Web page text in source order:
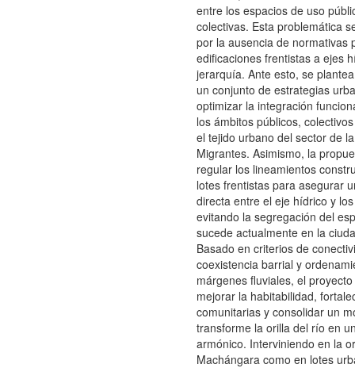
entre los espacios de uso
colectivas. Esta problemática
por la ausencia de normativas
edificaciones frentistas a ejes
jerarquía. Ante esto, se
un conjunto de estrategias
optimizar la integración
los ámbitos públicos,
el tejido urbano del sector de
Migrantes. Asimismo, la
regular los lineamientos
lotes frentistas para asegurar
directa entre el eje hídrico y
evitando la segregación del
sucede actualmente en la
Basado en criterios de
coexistencia barrial y
márgenes fluviales, el
mejorar la habitabilidad,
comunitarias y consolidar un
transforme la orilla del río en
armónico. Interviniendo en la
Machángara como en lotes